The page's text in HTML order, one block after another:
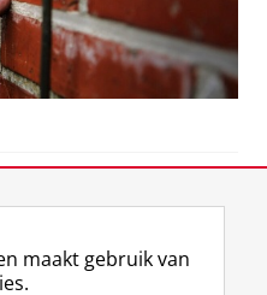
maakt gebruik van